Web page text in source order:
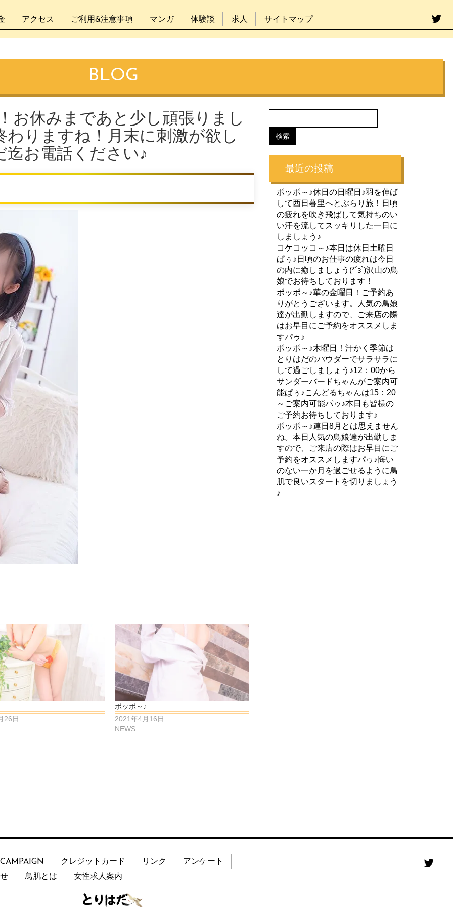
アクセス ご利用&注意事項 マンガ 体験談 求人 サイトマップ
BLOG
お休みまであと少し頑張りまし
りますね！月末に刺激が欲し
お電話ください♪
26日
ポッポ～♪
2021年4月16日
NEWS
最近の投稿
ポッポ～♪休日の日曜日♪羽を伸ば
して西日暮里へとぶらり旅！日頃
の疲れを吹き飛ばして気持ちのい
い汗を流してスッキリした一日に
しましょう♪
コケコッコ～♪本日は休日土曜日
ぱぅ♪日頃のお仕事の疲れは今日
の内に癒しましょう(*´з`)沢山の鳥
娘でお待ちしております！
ポッポ～♪華の金曜日！ご予約あ
りがとうございます。人気の鳥娘
達が出勤しますので、ご来店の際
はお早目にご予約をオススメしま
すパゥ♪
ポッポ～♪木曜日！汗かく季節は
とりはだのパウダーでサラサラに
して過ごしましょう♪12：00から
サンダーバードちゃんがご案内可
能ぱぅ♪こんどるちゃんは15：20
～ご案内可能パゥ♪本日も皆様の
ご予約お待ちしております♪
ポッポ～♪連日8月とは思えません
ね。本日人気の鳥娘達が出勤しま
すので、ご来店の際はお早目にご
予約をオススメしますパゥ♪悔い
のない一か月を過ごせるように鳥
肌で良いスタートを切りましょう
♪
CAMPAIGN クレジットカード リンク
アンケート
鳥肌とは 女性求人案内